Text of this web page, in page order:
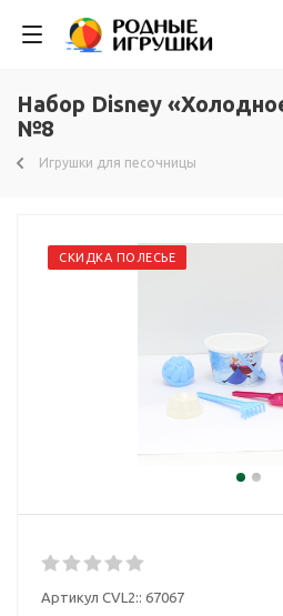
Набор Disney
№8
Игрушки для песочницы
СКИДКА ПОЛЕСЬЕ
Артикул CVL2:: 67067